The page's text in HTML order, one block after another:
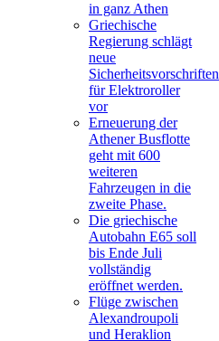
in ganz Athen
Griechische
Regierung schlägt
neue
Sicherheitsvorschriften
für Elektroroller
vor
Erneuerung der
Athener Busflotte
geht mit 600
weiteren
Fahrzeugen in die
zweite Phase.
Die griechische
Autobahn E65 soll
bis Ende Juli
vollständig
eröffnet werden.
Flüge zwischen
Alexandroupoli
und Heraklion